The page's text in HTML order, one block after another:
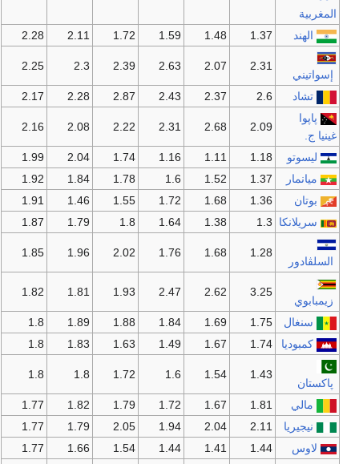
المغربية
الهند 1.37
1.48
1.59
1.72
2.11
2.28
إسواتيني
2.31
2.07
2.63
2.39
2.3
2.25
تشاد 2.6
2.37
2.43
2.87
2.28
2.17
پاپوا
غينيا ج.
2.09
2.68
2.31
2.22
2.08
2.16
ليسوتو 1.18
1.11
1.16
1.74
2.04
1.99
ميانمار
1.37
1.52
1.6
1.78
1.84
1.92
بوتان
1.36
1.68
1.72
1.55
1.46
1.91
سريلانكا
1.3
1.38
1.64
1.8
1.79
1.87
السلڤادور
1.28
1.68
1.76
2.02
1.96
1.85
زيمبابوي
3.25
2.62
2.47
1.93
1.81
1.82
سنغال 1.75
1.69
1.84
1.88
1.89
1.8
كمبوديا
1.74
1.67
1.49
1.63
1.83
1.8
پاكستان
1.43
1.54
1.6
1.72
1.8
1.8
مالي 1.81
1.67
1.72
1.79
1.82
1.77
نيجيريا
2.11
2.04
1.94
2.05
1.79
1.77
لاوس
1.44
1.41
1.44
1.54
1.66
1.77